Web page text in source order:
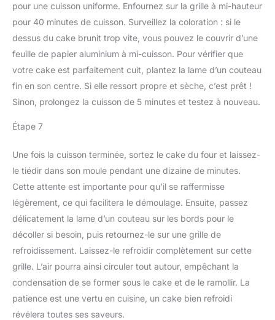
pour une cuisson uniforme. Enfournez sur la grille à mi-hauteur
pour 40 minutes de cuisson. Surveillez la coloration : si le
dessus du cake brunit trop vite, vous pouvez le couvrir d’une
feuille de papier aluminium à mi-cuisson. Pour vérifier que
votre cake est parfaitement cuit, plantez la lame d’un couteau
fin en son centre. Si elle ressort propre et sèche, c’est prêt !
Sinon, prolongez la cuisson de 5 minutes et testez à nouveau.
Étape 7
Une fois la cuisson terminée, sortez le cake du four et laissez-
le tiédir dans son moule pendant une dizaine de minutes.
Cette attente est importante pour qu’il se raffermisse
légèrement, ce qui facilitera le démoulage. Ensuite, passez
délicatement la lame d’un couteau sur les bords pour le
décoller si besoin, puis retournez-le sur une grille de
refroidissement. Laissez-le refroidir complètement sur cette
grille. L’air pourra ainsi circuler tout autour, empêchant la
condensation de se former sous le cake et de le ramollir. La
patience est une vertu en cuisine, un cake bien refroidi
révélera toutes ses saveurs.